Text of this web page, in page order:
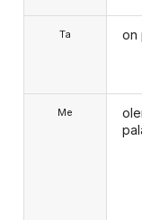
Ta
Me
on